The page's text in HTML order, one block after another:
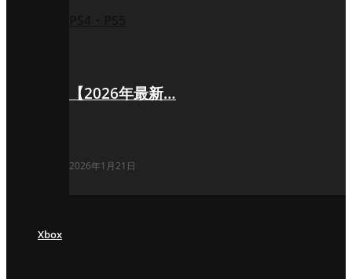
【2026年最新…
2026年1月21日
Xbox